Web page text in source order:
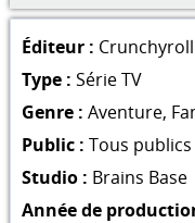
Éditeur : Crunchyroll
Type : Série TV
Genre : Aventure,
Public : Tous publics
Studio : Brains Base
Année de